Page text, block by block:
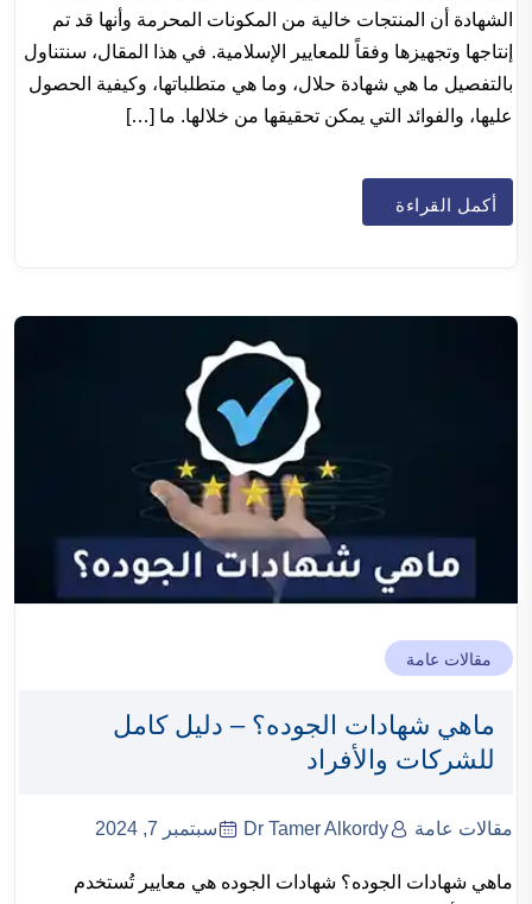
الشهادة أن المنتجات خالية من المكونات المحرمة وأنها قد تم
إنتاجها وتجهيزها وفقاً للمعايير الإسلامية. في هذا المقال، سنتناول
بالتفصيل ما هي شهادة حلال، وما هي متطلباتها، وكيفية الحصول
عليها، والفوائد التي يمكن تحقيقها من خلالها. ما […]
أكمل القراءة
مقالات عامة
ماهي شهادات الجوده؟ – دليل كامل
للشركات والأفراد
مقالات عامة Dr Tamer Alkordy سبتمبر 7, 2024
ماهي شهادات الجوده؟ شهادات الجوده هي معايير تُستخدم